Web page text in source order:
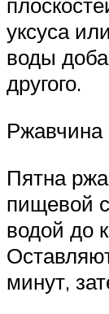
уксуса
воды
другого.
Ржавчина
Пятна
пищевой
водой до
минут,